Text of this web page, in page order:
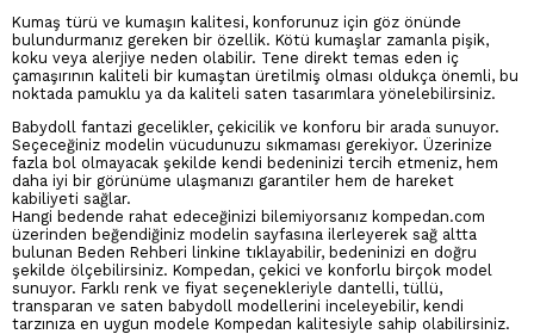
Kumaş türü ve kumaşın kalitesi, konforunuz için göz önünde
bulundurmanız gereken bir özellik. Kötü kumaşlar zamanla pişik,
koku veya alerjiye neden olabilir. Tene direkt temas eden iç
çamaşırının kaliteli bir kumaştan üretilmiş olması oldukça önemli, bu
noktada pamuklu ya da kaliteli saten tasarımlara yönelebilirsiniz.
Babydoll fantazi gecelikler, çekicilik ve konforu bir arada sunuyor.
Seçeceğiniz modelin vücudunuzu sıkmaması gerekiyor. Üzerinize
fazla bol olmayacak şekilde kendi bedeninizi tercih etmeniz, hem
daha iyi bir görünüme ulaşmanızı garantiler hem de hareket
kabiliyeti sağlar.
Hangi bedende rahat edeceğinizi bilemiyorsanız kompedan.com
üzerinden beğendiğiniz modelin sayfasına ilerleyerek sağ altta
bulunan Beden Rehberi linkine tıklayabilir, bedeninizi en doğru
şekilde ölçebilirsiniz. Kompedan, çekici ve konforlu birçok model
sunuyor. Farklı renk ve fiyat seçenekleriyle dantelli, tüllü,
transparan ve saten babydoll modellerini inceleyebilir, kendi
tarzınıza en uygun modele Kompedan kalitesiyle sahip olabilirsiniz.